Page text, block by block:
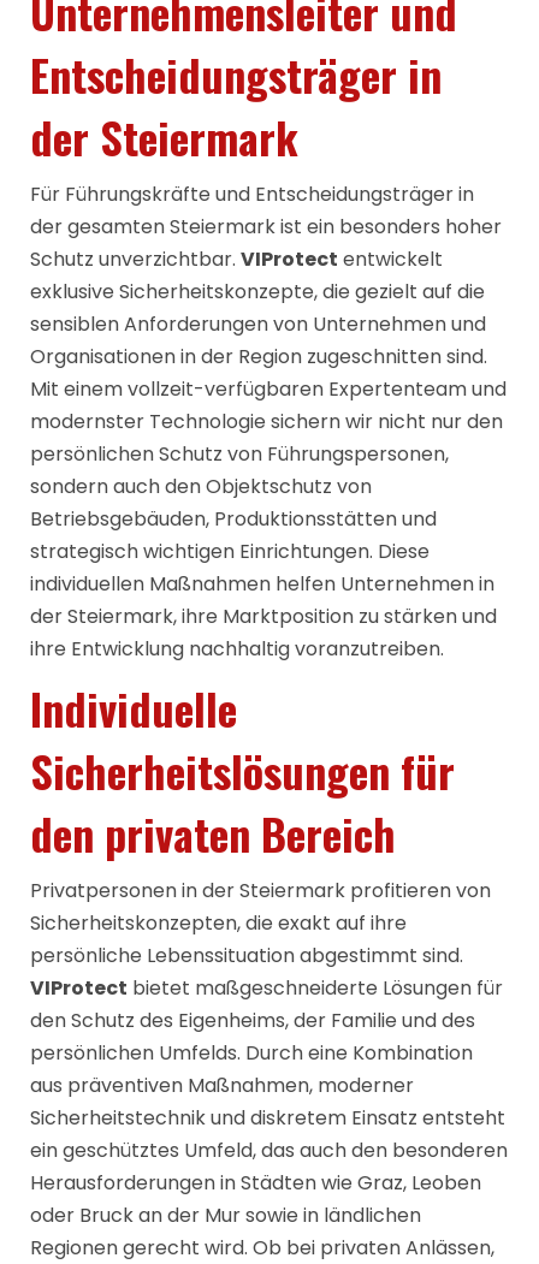
Entscheidungsträger in
der Steiermark
Für Führungskräfte und Entscheidungsträger in
der gesamten Steiermark ist ein besonders hoher
Schutz unverzichtbar. VIProtect entwickelt
exklusive Sicherheitskonzepte, die gezielt auf die
sensiblen Anforderungen von Unternehmen und
Organisationen in der Region zugeschnitten sind.
Mit einem vollzeit-verfügbaren Expertenteam und
modernster Technologie sichern wir nicht nur den
persönlichen Schutz von Führungspersonen,
sondern auch den Objektschutz von
Betriebsgebäuden, Produktionsstätten und
strategisch wichtigen Einrichtungen. Diese
individuellen Maßnahmen helfen Unternehmen in
der Steiermark, ihre Marktposition zu stärken und
ihre Entwicklung nachhaltig voranzutreiben.
Individuelle
Sicherheitslösungen für
den privaten Bereich
Privatpersonen in der Steiermark profitieren von
Sicherheitskonzepten, die exakt auf ihre
persönliche Lebenssituation abgestimmt sind.
VIProtect bietet maßgeschneiderte Lösungen für
den Schutz des Eigenheims, der Familie und des
persönlichen Umfelds. Durch eine Kombination
aus präventiven Maßnahmen, moderner
Sicherheitstechnik und diskretem Einsatz entsteht
ein geschütztes Umfeld, das auch den besonderen
Herausforderungen in Städten wie Graz, Leoben
oder Bruck an der Mur sowie in ländlichen
Regionen gerecht wird. Ob bei privaten Anlässen,